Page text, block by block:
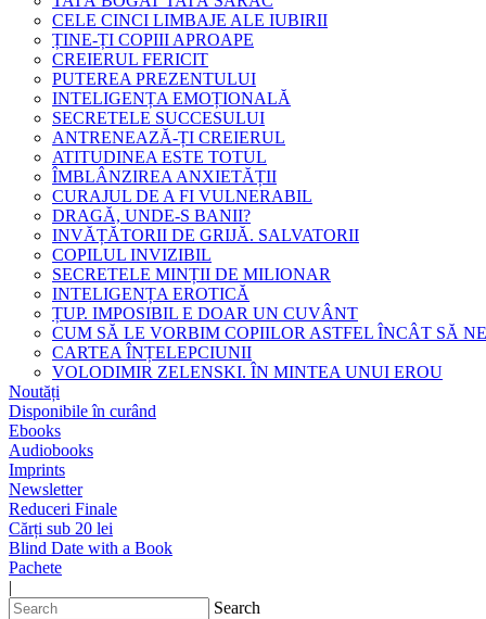
CELE CINCI LIMBAJE ALE IUBIRII
ȚINE-ȚI COPIII APROAPE
CREIERUL FERICIT
PUTEREA PREZENTULUI
INTELIGENȚA EMOȚIONALĂ
SECRETELE SUCCESULUI
ANTRENEAZĂ-ȚI CREIERUL
ATITUDINEA ESTE TOTUL
ÎMBLÂNZIREA ANXIETĂȚII
CURAJUL DE A FI VULNERABIL
DRAGĂ, UNDE-S BANII?
INVĂȚĂTORII DE GRIJĂ. SALVATORII
COPILUL INVIZIBIL
SECRETELE MINȚII DE MILIONAR
INTELIGENȚA EROTICĂ
ȚUP. IMPOSIBIL E DOAR UN CUVÂNT
CUM SĂ LE VORBIM COPIILOR ASTFEL ÎNCÂT SĂ
CARTEA ÎNȚELEPCIUNII
VOLODIMIR ZELENSKI. ÎN MINTEA UNUI EROU
Noutăți
Disponibile în curând
Ebooks
Audiobooks
Imprints
Newsletter
Reduceri Finale
Cărți sub 20 lei
Blind Date with a Book
Pachete
|
Search